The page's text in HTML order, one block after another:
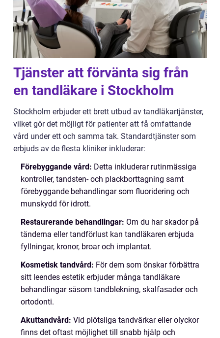
Tjänster att förvänta sig från
en tandläkare i Stockholm
Stockholm erbjuder ett brett utbud av tandläkartjänster,
vilket gör det möjligt för patienter att få omfattande
vård under ett och samma tak. Standardtjänster som
erbjuds av de flesta kliniker inkluderar:
Förebyggande vård: Detta inkluderar rutinmässiga
kontroller, tandsten- och plackborttagning samt
förebyggande behandlingar som fluoridering och
munskydd för idrott.
Restaurerande behandlingar: Om du har skador på
tänderna eller tandförlust kan tandläkaren erbjuda
fyllningar, kronor, broar och implantat.
Kosmetisk tandvård: För dem som önskar förbättra
sitt leendes estetik erbjuder många tandläkare
behandlingar såsom tandblekning, skalfasader och
ortodonti.
Akuttandvård: Vid plötsliga tandvärkar eller olyckor
finns det oftast möjlighet till snabb hjälp och